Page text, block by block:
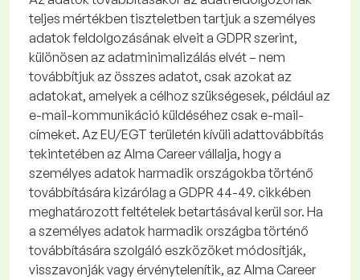
teljes mértékben tiszteletben tartjuk a személyes
adatok feldolgozásának elveit a GDPR szerint,
különösen az adatminimalizálás elvét – nem
továbbítjuk az összes adatot, csak azokat az
adatokat, amelyek a célhoz szükségesek, például az
e-mail-kommunikáció küldéséhez csak e-mail-
címeket. Az EU/EGT területén kívüli adattovábbítás
tekintetében az Alma Career vállalja, hogy a
személyes adatok harmadik országokba történő
továbbítására kizárólag a GDPR 44-49. cikkében
meghatározott feltételek betartásával kerül sor. Ha
a személyes adatok harmadik országba történő
továbbítására szolgáló eszközöket módosítják,
visszavonják vagy érvénytelenítik, az Alma Career